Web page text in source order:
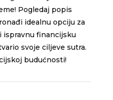
Pogledaj popis
idealnu opciju za
ispravnu financijsku
svoje ciljeve sutra.
budućnosti!